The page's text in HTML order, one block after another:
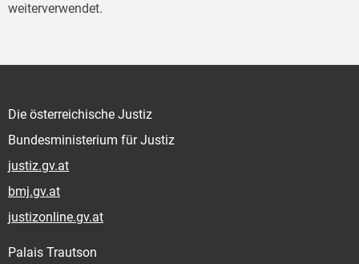
weiterverwendet.
Die österreichische Justiz
Bundesministerium für Justiz
justiz.gv.at
bmj.gv.at
justizonline.gv.at
Palais Trautson